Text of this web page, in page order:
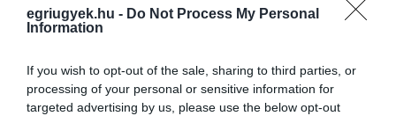
egriugyek.hu - Do Not Process My Personal
Information
If you wish to opt-out of the sale, sharing to third parties, or
processing of your personal or sensitive information for
targeted advertising by us, please use the below opt-out
A játéknap további programja:
BVSC-Zugló - OSC Újbuda (elhalasztva)
KSI – Szeged (elhalasztva)